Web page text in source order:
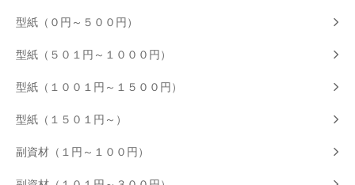
型紙（０円～５００円）
型紙（５０１円～１０００円）
型紙（１００１円～１５００円）
型紙（１５０１円～）
副資材（１円～１００円）